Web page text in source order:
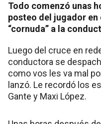
Todo comenzó unas
posteo del jugador en
“cornuda” a la
Luego del cruce en
conductora se
como vos les va mal
lanzó. Le recordó los
Gante y Maxi López.